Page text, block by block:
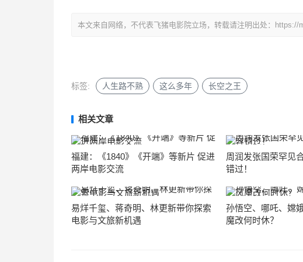
本文来自网络，不代表飞猪电影院立场，转载请注明出处：https://
标签: 人生路不熟 这么多年 长空之王
相关文章
福建：《1840》《开端》等新片 促进
两岸电影交流
周润发张国荣罕见
错过！
易烊千玺、蒋奇明、林更新带你探索
电影与文旅新机遇
孙悟空、哪吒、嫦
魔改何时休？